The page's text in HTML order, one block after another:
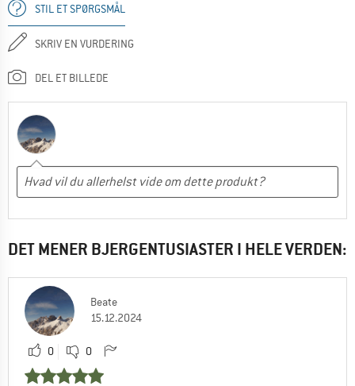
STIL ET SPØRGSMÅL
SKRIV EN VURDERING
DEL ET BILLEDE
DET MENER BJERGENTUSIASTER I HELE VERDEN:
Beate
15.12.2024
0 0